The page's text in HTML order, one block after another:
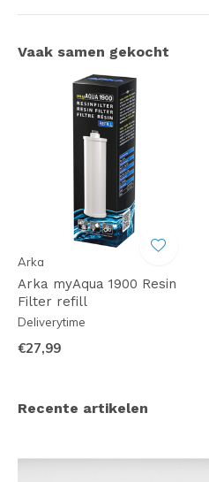
Vaak samen gekocht
Arka
Arka myAqua 1900 Resin
Filter refill
Deliverytime
€27,99
Recente artikelen